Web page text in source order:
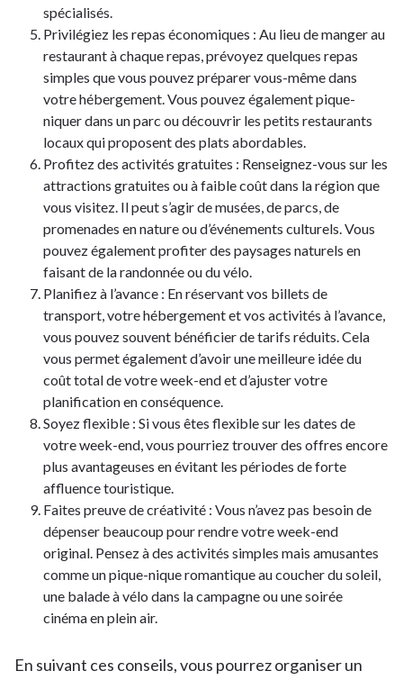
spécialisés.
Privilégiez les repas économiques : Au lieu de manger au
restaurant à chaque repas, prévoyez quelques repas
simples que vous pouvez préparer vous-même dans
votre hébergement. Vous pouvez également pique-
niquer dans un parc ou découvrir les petits restaurants
locaux qui proposent des plats abordables.
Profitez des activités gratuites : Renseignez-vous sur les
attractions gratuites ou à faible coût dans la région que
vous visitez. Il peut s’agir de musées, de parcs, de
promenades en nature ou d’événements culturels. Vous
pouvez également profiter des paysages naturels en
faisant de la randonnée ou du vélo.
Planifiez à l’avance : En réservant vos billets de
transport, votre hébergement et vos activités à l’avance,
vous pouvez souvent bénéficier de tarifs réduits. Cela
vous permet également d’avoir une meilleure idée du
coût total de votre week-end et d’ajuster votre
planification en conséquence.
Soyez flexible : Si vous êtes flexible sur les dates de
votre week-end, vous pourriez trouver des offres encore
plus avantageuses en évitant les périodes de forte
affluence touristique.
Faites preuve de créativité : Vous n’avez pas besoin de
dépenser beaucoup pour rendre votre week-end
original. Pensez à des activités simples mais amusantes
comme un pique-nique romantique au coucher du soleil,
une balade à vélo dans la campagne ou une soirée
cinéma en plein air.
En suivant ces conseils, vous pourrez organiser un